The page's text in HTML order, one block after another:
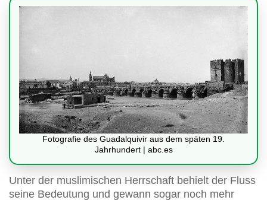
Fotografie des Guadalquivir aus dem späten 19.
Jahrhundert | abc.es
Unter der muslimischen Herrschaft behielt der Fluss
seine Bedeutung und gewann sogar noch mehr